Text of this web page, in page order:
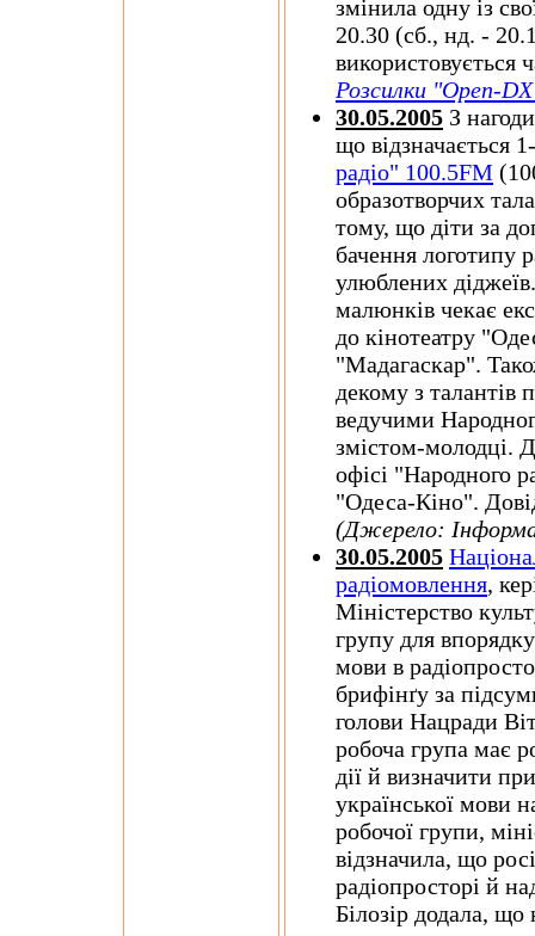
змінила одну із
20.30 (сб., нд. -
використовується
Розсилки "Open-
30.05.2005 З
що відзначається
радіо" 100.5FM
образотворчих
тому, що діти за
бачення логотипу
улюблених
малюнків чекає
до кінотеатру
"Мадагаскар".
декому з талантів
ведучими
змістом-молодці.
офісі "Народного
"Одеса-Кіно".
(Джерело:
30.05.2005
радіомовлення,
Міністерство
групу для
мови в
брифінґу за
голови Нацради
робоча група має
дії й визначити
української мови
робочої групи,
відзначила, що
радіопросторі й
Білозір додала, що